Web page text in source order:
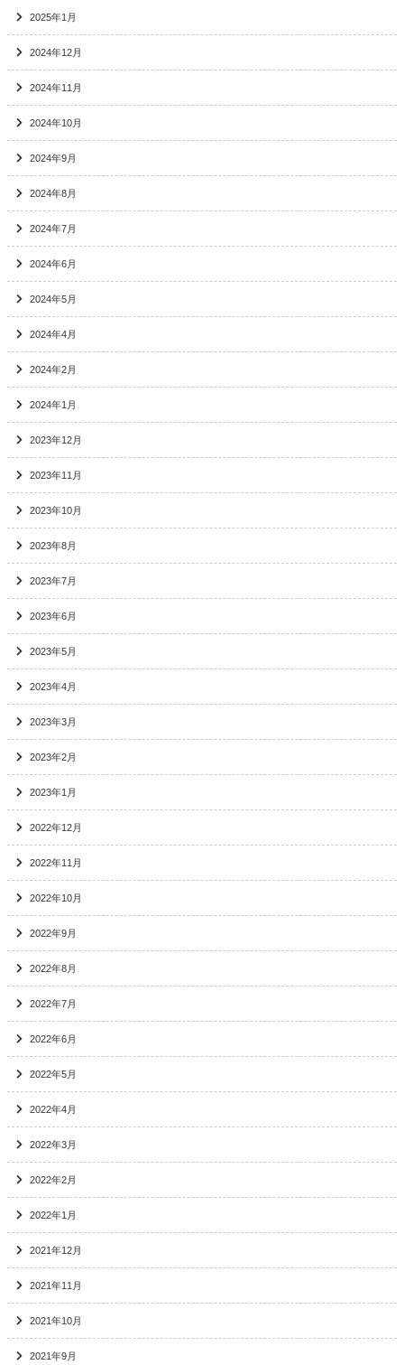
2025年1月
2024年12月
2024年11月
2024年10月
2024年9月
2024年8月
2024年7月
2024年6月
2024年5月
2024年4月
2024年2月
2024年1月
2023年12月
2023年11月
2023年10月
2023年8月
2023年7月
2023年6月
2023年5月
2023年4月
2023年3月
2023年2月
2023年1月
2022年12月
2022年11月
2022年10月
2022年9月
2022年8月
2022年7月
2022年6月
2022年5月
2022年4月
2022年3月
2022年2月
2022年1月
2021年12月
2021年11月
2021年10月
2021年9月